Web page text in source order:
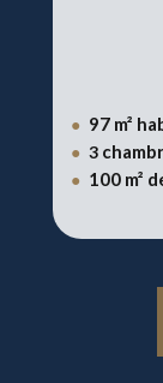
● 97 m²
● 3
● 100 m²